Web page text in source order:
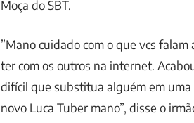
Moça do SBT.
”Mano cuidado com o que vcs
ter com os outros na internet.
difícil que substitua alguém em
novo Luca Tuber mano”, disse o